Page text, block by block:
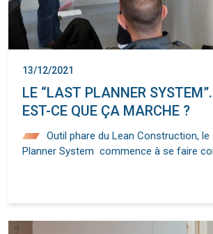
13/12/2021
LE “LAST PLANNER
EST-CE QUE ÇA MARCHE ?
Outil phare du Lean Construction,
Planner System commence à se faire